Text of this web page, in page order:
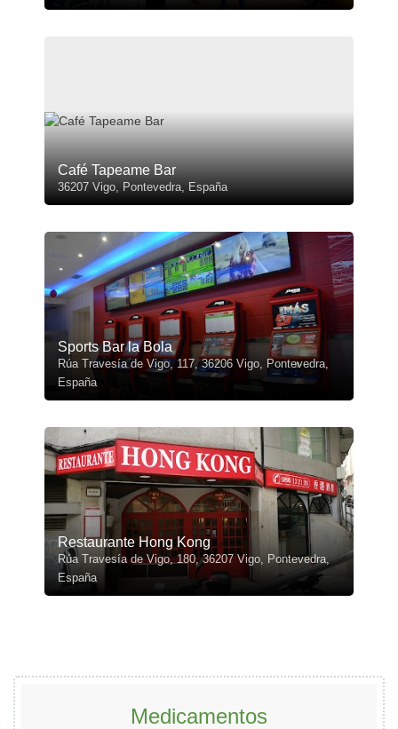
Café Tapeame Bar
36207 Vigo, Pontevedra, España
Sports Bar la Bola
Rúa Travesía de Vigo, 117, 36206 Vigo, Pontevedra,
España
Restaurante Hong Kong
Rúa Travesía de Vigo, 180, 36207 Vigo, Pontevedra,
España
Medicamentos